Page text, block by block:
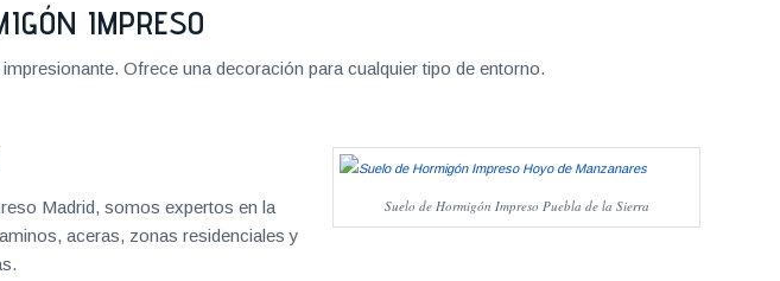
IMPRESO
Ofrece una decoración para cualquier tipo de entorno.
Suelo de Hormigón Impreso Puebla de la Sierra
Madrid, somos expertos en la
aceras, zonas residenciales y